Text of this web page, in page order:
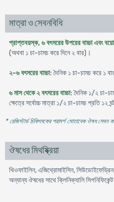
মাত্রা ও সেবনবিধি
প্রাপ্তবয়স্ক, ৬ বৎসরের উপরের বাচ্চা এবং
(অথবা ১ চা-চামচ করে দিনে ২ বার)।
২-৬ বৎসরের বাচ্চা: দৈনিক ১ চা-চামচ করে ১
৬ মাস থেকে ২ বৎসরের বাচ্চা: দৈনিক ১/২ চা-
ক্ষেত্রে সর্বোচ্চ মাত্রা ১/২ চা-চামচ প্রতি ১২
* রেজিস্টার্ড চিকিৎসকের পরামর্শ মোতাবেক ঔষধ সেবন
ঔষধের মিথষ্ক্রিয়া
থিওফাইলিন, এজিথ্রোমাইসিন,
অন্যান্য ঔষধের সাথে ক্লিনিক্যালি সিগনিফিকেন্ট